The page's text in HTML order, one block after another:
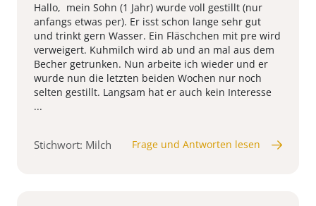
Hallo, mein Sohn (1 Jahr) wurde voll gestillt (nur
anfangs etwas per). Er isst schon lange sehr gut
und trinkt gern Wasser. Ein Fläschchen mit pre wird
verweigert. Kuhmilch wird ab und an mal aus dem
Becher getrunken. Nun arbeite ich wieder und er
wurde nun die letzten beiden Wochen nur noch
selten gestillt. Langsam hat er auch kein Interesse
...
Stichwort: Milch Frage und Antworten lesen